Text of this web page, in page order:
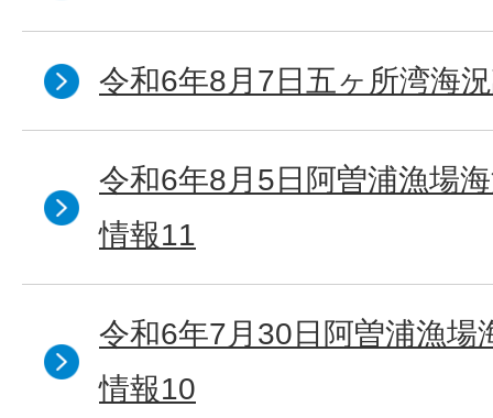
令和6年8月7日五ヶ所湾海
令和6年8月5日阿曽浦漁場
情報11
令和6年7月30日阿曽浦漁場
情報10